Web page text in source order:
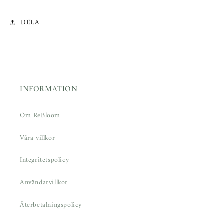
DELA
INFORMATION
Om ReBloom
Våra villkor
Integritetspolicy
Användarvillkor
Återbetalningspolicy